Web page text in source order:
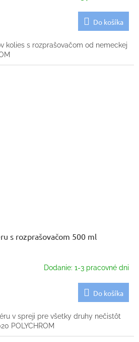
Do košíka
kolies s rozprašovačom od nemeckej
s rozprašovačom 500 ml
Dodanie: 1-3 pracovné dni
Do košíka
v spreji pre všetky druhy nečistôt
POLYCHROM